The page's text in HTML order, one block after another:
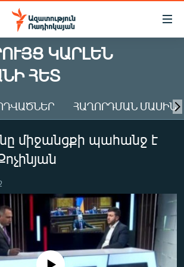
ԿԱՐԼԵՆ
ՀԵՏ
ՀԱՂՈՐԴՄԱՆ ՄԱՍԻՆ
միջանցքի պահանջ է